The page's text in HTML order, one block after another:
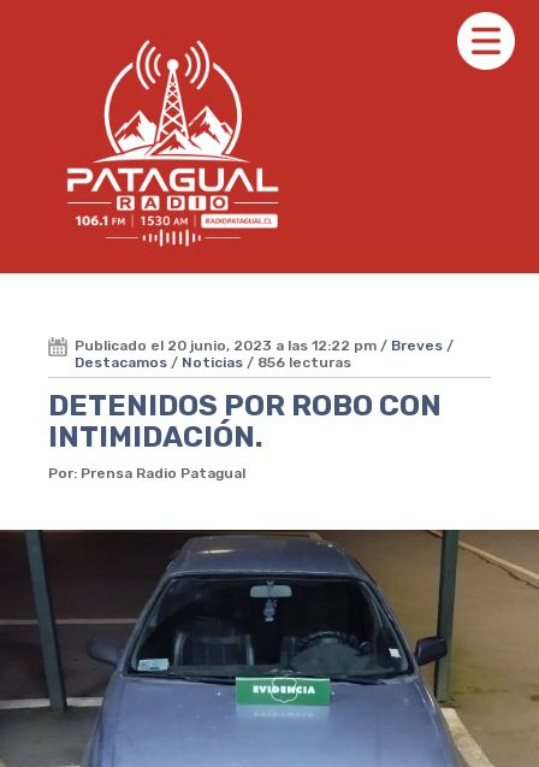
Publicado el 20 junio, 2023 a las 12:22 pm / Breves /
Destacamos / Noticias / 856 lecturas
DETENIDOS POR ROBO CON
INTIMIDACIÓN.
Por: Prensa Radio Patagual